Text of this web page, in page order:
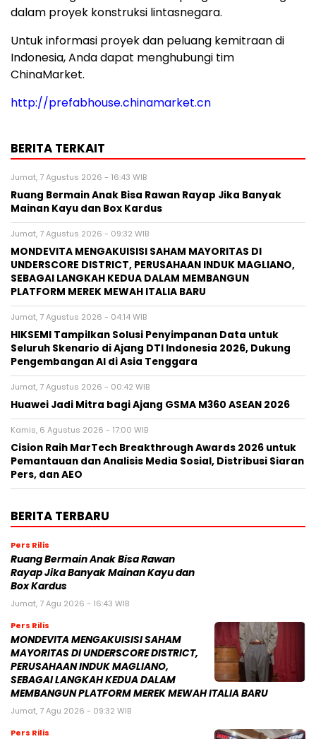
dalam proyek konstruksi lintasnegara.
Untuk informasi proyek dan peluang kemitraan di
Indonesia, Anda dapat menghubungi tim
ChinaMarket.
http://prefabhouse.chinamarket.cn
BERITA TERKAIT
Jumat, 7 Agustus 2026 - 16:43 WIB
Ruang Bermain Anak Bisa Rawan Rayap Jika Banyak
Mainan Kayu dan Box Kardus
Jumat, 7 Agustus 2026 - 09:32 WIB
MONDEVITA MENGAKUISISI SAHAM MAYORITAS DI
UNDERSCORE DISTRICT, PERUSAHAAN INDUK MAGLIANO,
SEBAGAI LANGKAH KEDUA DALAM MEMBANGUN
PLATFORM MEREK MEWAH ITALIA BARU
Jumat, 7 Agustus 2026 - 04:14 WIB
HIKSEMI Tampilkan Solusi Penyimpanan Data untuk
Seluruh Skenario di Ajang DTI Indonesia 2026, Dukung
Pengembangan AI di Asia Tenggara
Jumat, 7 Agustus 2026 - 00:42 WIB
Huawei Jadi Mitra bagi Ajang GSMA M360 ASEAN 2026
Kamis, 6 Agustus 2026 - 17:00 WIB
Cision Raih MarTech Breakthrough Awards 2026 untuk
Pemantauan dan Analisis Media Sosial, Distribusi Siaran
Pers, dan AEO
BERITA TERBARU
Pers Rilis
Ruang Bermain Anak Bisa Rawan
Rayap Jika Banyak Mainan Kayu dan
Box Kardus
Jumat, 7 Agu 2026 - 16:43 WIB
Pers Rilis
MONDEVITA MENGAKUISISI SAHAM
MAYORITAS DI UNDERSCORE DISTRICT,
PERUSAHAAN INDUK MAGLIANO,
SEBAGAI LANGKAH KEDUA DALAM
MEMBANGUN PLATFORM MEREK MEWAH ITALIA BARU
Jumat, 7 Agu 2026 - 09:32 WIB
Pers Rilis